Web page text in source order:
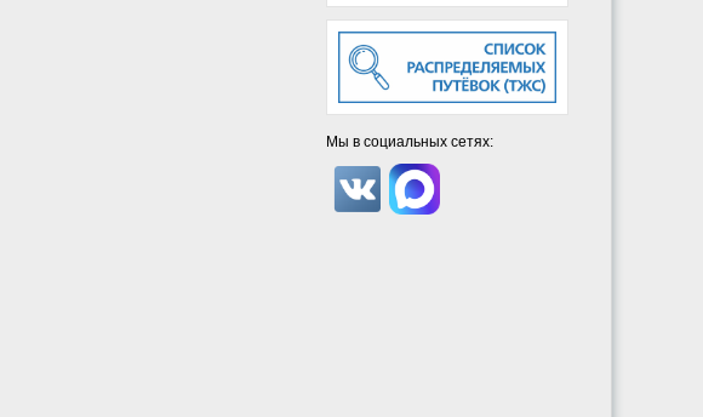
Мы в социальных сетях: